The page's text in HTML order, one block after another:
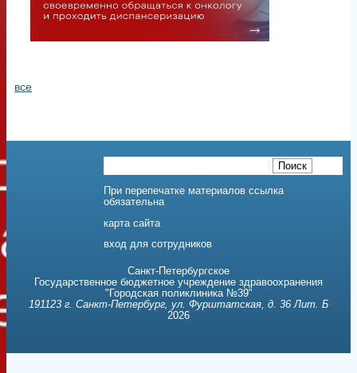
При перепечатке материалов ссылка
обязательна
карта сайта